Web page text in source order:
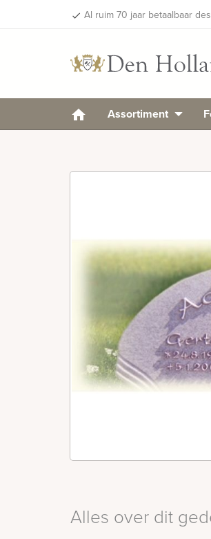
done Al ruim 70 jaar betaalbaar
Assortiment
Alles over dit